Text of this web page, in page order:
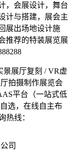
，会展设计，舞台
计与搭建，展会主
展出场地设计施
推荐的特装展览展
景展厅复刻 / VR虚
拍摄制作展览会
平台（一站式低
选，在线自主布
热线：
司